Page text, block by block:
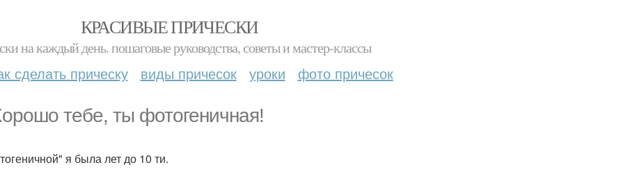
КРАСИВЫЕ ПРИЧЕСКИ
на каждый день. пошаговые руководства, советы и мастер-классы
сделать прическу виды причесок уроки фото причесок
тебе, ты фотогеничная!
я была лет до 10 ти.